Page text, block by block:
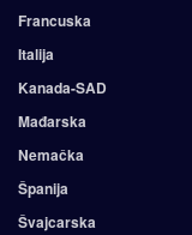
Francuska
Italija
Kanada-SAD
Mađarska
Nemačka
Španija
Švajcarska